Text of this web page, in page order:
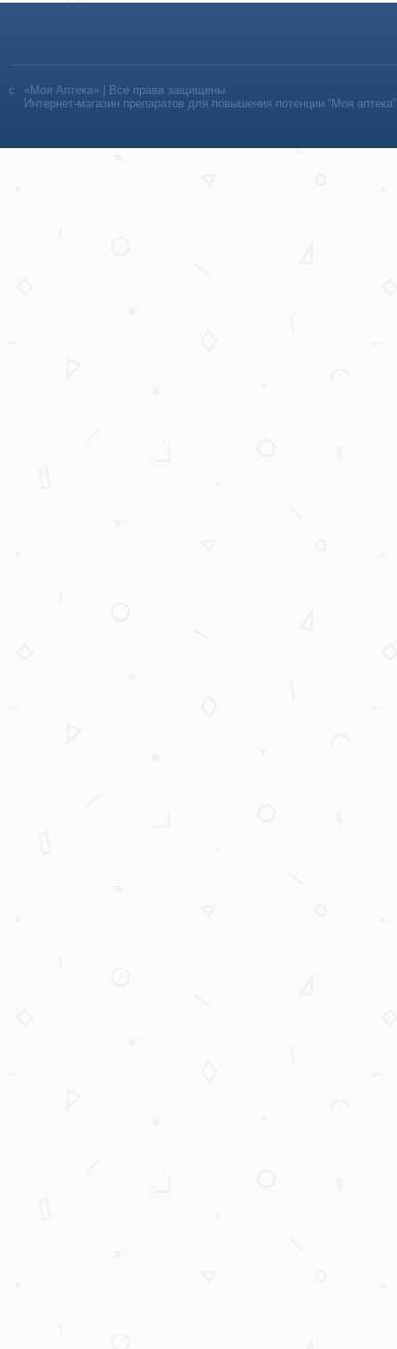
«Моя Аптека» | Все права защищены
Интернет-магазин препаратов для повышения потенции “Моя